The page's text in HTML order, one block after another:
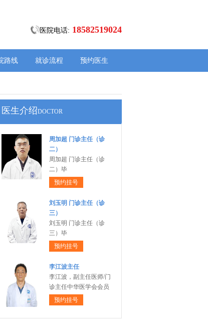
医院电话: 18582519024
路线 就诊流程 预约医生
医生介绍DOCTOR
周加超 门诊主任（诊
二）
周加超 门诊主任（诊
二）毕
预约挂号
刘玉明 门诊主任（诊
三）
刘玉明 门诊主任（诊
三）毕
预约挂号
李江波主任
李江波，副主任医师/门
诊主任中华医学会会员
预约挂号